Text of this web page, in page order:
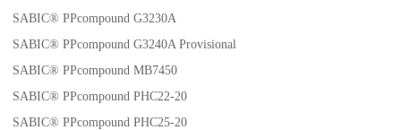
SABIC® PPcompound G3230A
SABIC® PPcompound G3240A Provisional
SABIC® PPcompound MB7450
SABIC® PPcompound PHC22-20
SABIC® PPcompound PHC25-20